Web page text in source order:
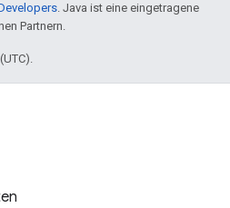
. Java ist eine eingetragene
Partnern.